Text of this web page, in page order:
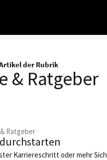
der Rubrik
& Ratgeber
Ratgeber
Karriereschritt oder mehr